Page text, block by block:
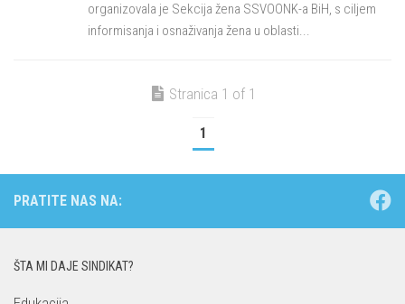
organizovala je Sekcija žena SSVOONK-a BiH, s ciljem
informisanja i osnaživanja žena u oblasti...
Stranica 1 of 1
1
PRATITE NAS NA:
ŠTA MI DAJE SINDIKAT?